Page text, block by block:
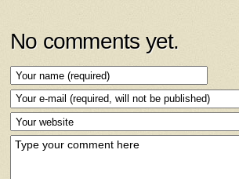
No comments yet.